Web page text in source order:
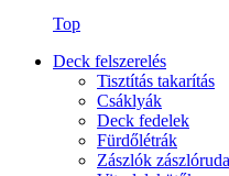
Top
Deck felszerelés
Tisztítás takarítás
Csáklyák
Deck fedelek
Fürdőlétrák
Zászlók